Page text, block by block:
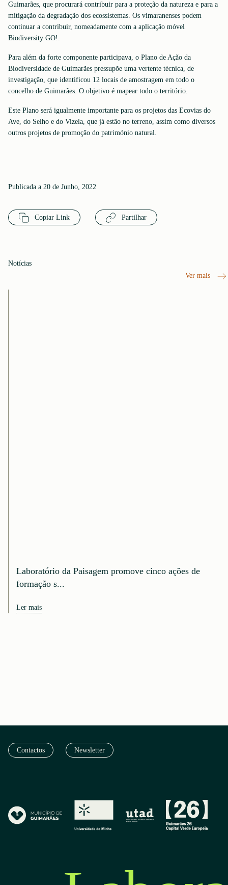
Guimarães, que procurará contribuir para a proteção da natureza e para a
mitigação da degradação dos ecossistemas. Os vimaranenses podem
continuar a contribuir, nomeadamente com a aplicação móvel
Biodiversity GO!.
Para além da forte componente participava, o Plano de Ação da
Biodiversidade de Guimarães pressupõe uma vertente técnica, de
investigação, que identificou 12 locais de amostragem em todo o
concelho de Guimarães. O objetivo é mapear todo o território.
Este Plano será igualmente importante para os projetos das Ecovias do
Ave, do Selho e do Vizela, que já estão no terreno, assim como diversos
outros projetos de promoção do património natural.
Publicada a 20 de Junho, 2022
Copiar Link Partilhar
Notícias
Ver mais
Laboratório da Paisagem promove cinco ações de
formação s...
Ler mais
Contactos Newsletter